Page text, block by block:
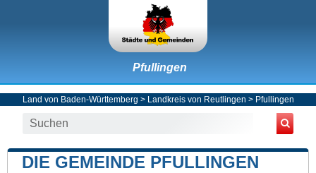
Pfullingen
Land von Baden-Württemberg > Landkreis von Reutlingen > Pfullingen
DIE GEMEINDE PFULLINGEN